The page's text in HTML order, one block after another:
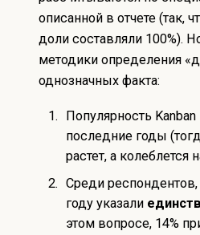
описанной в отчете (так,
доли составляли 100%).
методики определения
однозначных факта:
Популярность
последние годы
растет, а колеблется
Среди
году указали
этом вопросе, 14%